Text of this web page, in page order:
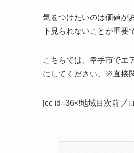
気をつけたいのは価値が
下見られないことが重要
こちらでは、幸手市でエ
にしてください。※直接
[cc id=36<!地域目次前ブ